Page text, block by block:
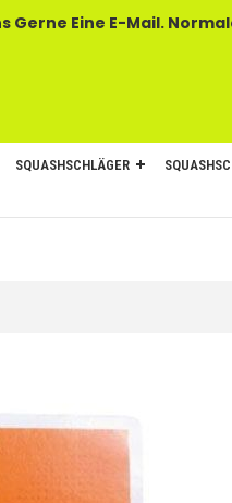
E-Mail.
SQUASHSCHLÄGER